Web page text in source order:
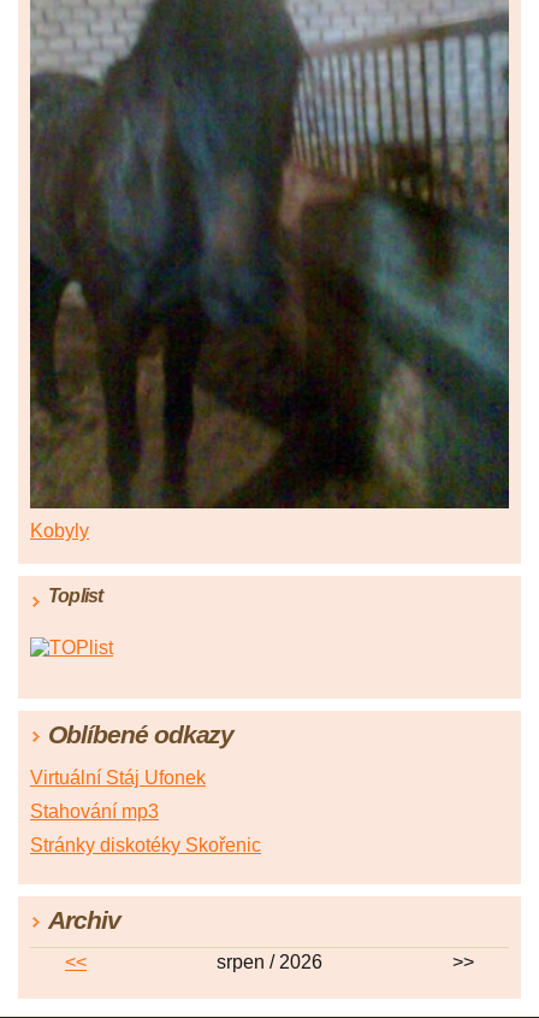
Kobyly
Toplist
Oblíbené odkazy
Virtuální Stáj Ufonek
Stahování mp3
Stránky diskotéky Skořenic
Archiv
<< srpen / 2026 >>